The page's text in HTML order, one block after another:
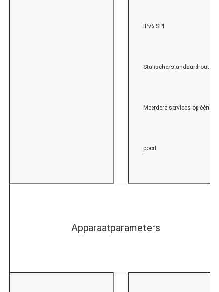
IPv6 SPI
Statische/
Meerdere services op één
poort
Apparaatparameters